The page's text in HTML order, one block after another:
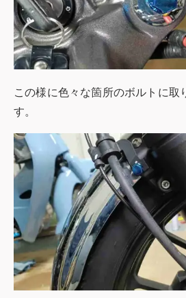
この様に色々な箇所のボルトに取
す。